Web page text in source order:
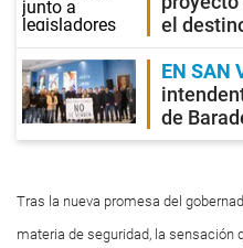
el
EN SAN
de
Tras la nueva promesa del
materia de seguridad, la sensación